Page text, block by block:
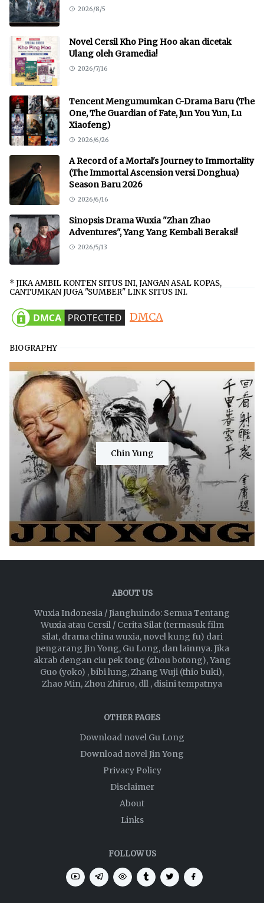
2026/8/5
Novel Cersil Kho Ping Hoo akan dicetak
Ulang oleh Gramedia!
2026/7/16
Tencent Mengumumkan C-Drama Baru (The
One, The Guardian of Fate, Jun You Yun, Lu
Xiaofeng)
2026/6/26
A Record of a Mortal's Journey to Immortality
(The Immortal Ascension versi Donghua)
Season Baru 2026
2026/6/16
Sinopsis Drama Wuxia "Zhan Zhao
Adventures", Yang Yang Kembali Beraksi!
2026/5/13
* JIKA AMBIL KONTEN SITUS INI, JANGAN ASAL KOPAS,
CANTUMKAN JUGA "SUMBER" LINK SITUS INI.
DMCA
BIOGRAPHY
Chin Yung
ABOUT US
Wuxia Indonesia / Jianghuindo: Semua Tentang
Wuxia atau Cersil / Cerita Silat (termasuk film
silat, drama china wuxia, novel kung fu) dari
pengarang Jin Yong, Gu Long, dan lainnya. Jika
akrab dengan ciu pek tong (zhou botong), Yang
Guo (yoko) , bibi lung, Zhang Wuji (thio buki),
Zhao Min, Zhou Zhiruo, dll , disini tempatnya
OTHER PAGES
Download novel Gu Long
Download novel Jin Yong
Privacy Policy
Disclaimer
About
Links
FOLLOW US